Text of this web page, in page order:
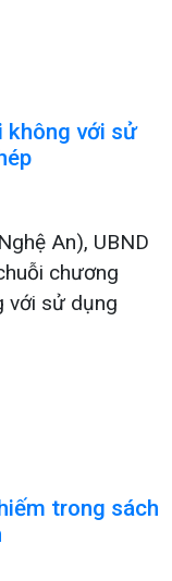
không với sử
An), UBND
chương
với sử dụng
trong sách